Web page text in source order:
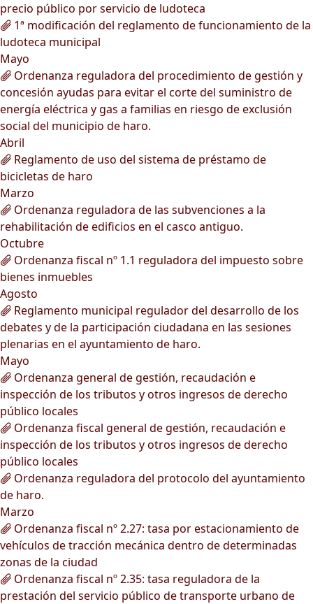
precio público por servicio de ludoteca
1ª modificación del reglamento de funcionamiento de la
ludoteca municipal
Mayo
Ordenanza reguladora del procedimiento de gestión y
concesión ayudas para evitar el corte del suministro de
energía eléctrica y gas a familias en riesgo de exclusión
social del municipio de haro.
Abril
Reglamento de uso del sistema de préstamo de
bicicletas de haro
Marzo
Ordenanza reguladora de las subvenciones a la
rehabilitación de edificios en el casco antiguo.
Octubre
Ordenanza fiscal nº 1.1 reguladora del impuesto sobre
bienes inmuebles
Agosto
Reglamento municipal regulador del desarrollo de los
debates y de la participación ciudadana en las sesiones
plenarias en el ayuntamiento de haro.
Mayo
Ordenanza general de gestión, recaudación e
inspección de los tributos y otros ingresos de derecho
público locales
Ordenanza fiscal general de gestión, recaudación e
inspección de los tributos y otros ingresos de derecho
público locales
Ordenanza reguladora del protocolo del ayuntamiento
de haro.
Marzo
Ordenanza fiscal nº 2.27: tasa por estacionamiento de
vehículos de tracción mecánica dentro de determinadas
zonas de la ciudad
Ordenanza fiscal nº 2.35: tasa reguladora de la
prestación del servicio público de transporte urbano de